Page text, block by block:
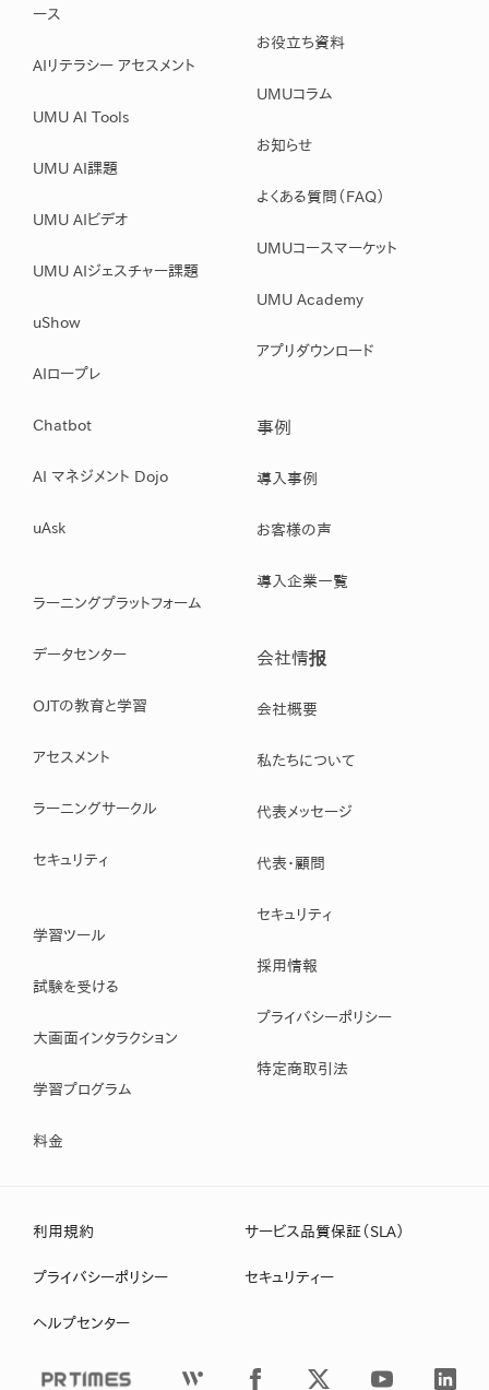
ース
AIリテラシー アセスメント
UMU AI Tools
UMU AI課題
UMU AIビデオ
UMU AIジェスチャー課題
uShow
AIロープレ
Chatbot
AI マネジメント Dojo
uAsk
ラーニングプラットフォーム
データセンター
OJTの教育と学習
アセスメント
ラーニングサークル
セキュリティ
学習ツール
試験を受ける
大画面インタラクション
学習プログラム
料金
お役立ち資料
UMUコラム
お知らせ
よくある質問（FAQ）
UMUコースマーケット
UMU Academy
アプリダウンロード
事例
導入事例
お客様の声
導入企業一覧
会社情报
会社概要
私たちについて
代表メッセージ
代表・顧問
セキュリティ
採用情報
プライバシーポリシー
特定商取引法
利用規約 サービス品質保証（SLA）
プライバシーポリシー セキュリティー
ヘルプセンター